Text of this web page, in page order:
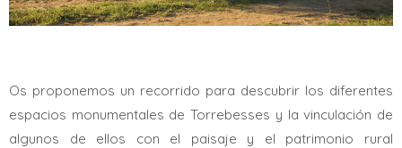
Os proponemos un recorrido para descubrir los diferentes
espacios monumentales de Torrebesses y la vinculación de
algunos de ellos con el paisaje y el patrimonio rural